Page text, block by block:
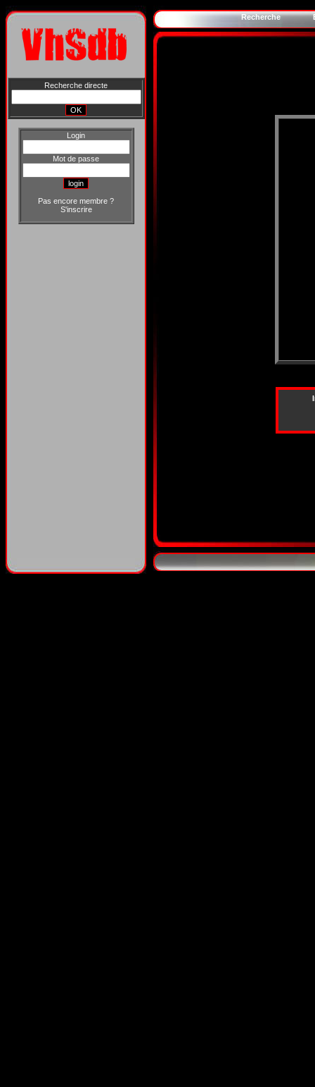
Recherche directe
Login
Mot de passe
Pas encore membre ?
S'inscrire
Recherche